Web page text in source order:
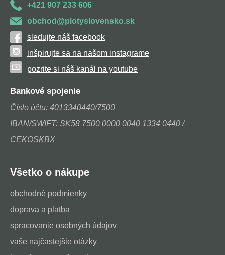
+421 907 233 606
obchod@plotyslovensko.sk
sledujte náš facebook
inšpirujte sa na našom instagrame
pozrite si náš kanál na youtube
Bankové spojenie
Číslo účtu: 4013340440/7500
IBAN/SWIFT: SK58 7500 0000 0040 1334 0440 /
CEKOSKBX
Všetko o nákupe
obchodné podmienky
doprava a platba
spracovanie osobných údajov
vaše najčastejšie otázky